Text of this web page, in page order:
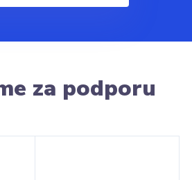
za podporu